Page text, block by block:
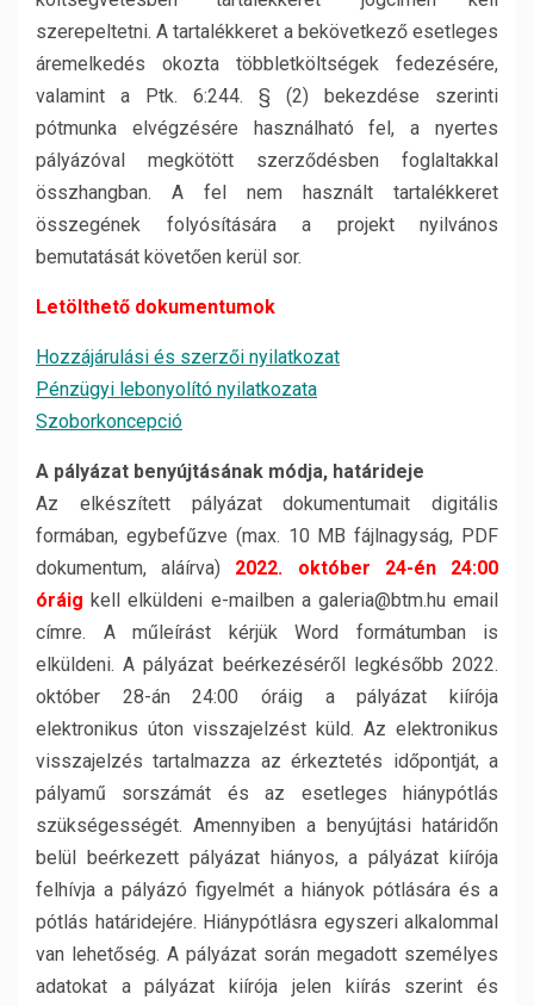
szerepeltetni. A tartalékkeret a bekövetkező esetleges
áremelkedés okozta többletköltségek fedezésére,
valamint a Ptk. 6:244. § (2) bekezdése szerinti
pótmunka elvégzésére használható fel, a nyertes
pályázóval megkötött szerződésben foglaltakkal
összhangban. A fel nem használt tartalékkeret
összegének folyósítására a projekt nyilvános
bemutatását követően kerül sor.
Letölthető dokumentumok
Hozzájárulási és szerzői nyilatkozat
Pénzügyi lebonyolító nyilatkozata
Szoborkoncepció
A pályázat benyújtásának módja, határideje
Az elkészített pályázat dokumentumait digitális
formában, egybefűzve (max. 10 MB fájlnagyság, PDF
dokumentum, aláírva) 2022. október 24-én 24:00
óráig kell elküldeni e-mailben a galeria@btm.hu email
címre. A műleírást kérjük Word formátumban is
elküldeni. A pályázat beérkezéséről legkésőbb 2022.
október 28-án 24:00 óráig a pályázat kiírója
elektronikus úton visszajelzést küld. Az elektronikus
visszajelzés tartalmazza az érkeztetés időpontját, a
pályamű sorszámát és az esetleges hiánypótlás
szükségességét. Amennyiben a benyújtási határidőn
belül beérkezett pályázat hiányos, a pályázat kiírója
felhívja a pályázó figyelmét a hiányok pótlására és a
pótlás határidejére. Hiánypótlásra egyszeri alkalommal
van lehetőség. A pályázat során megadott személyes
adatokat a pályázat kiírója jelen kiírás szerint és